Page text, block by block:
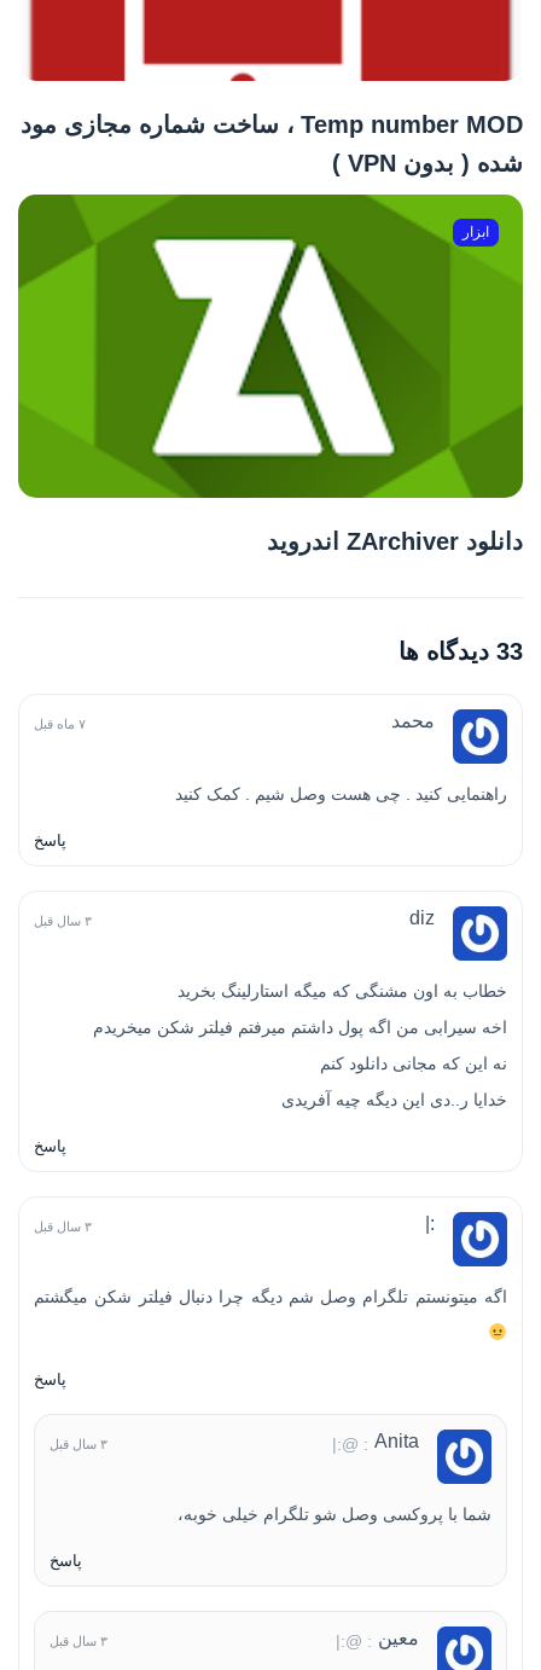
Temp number MOD ، ساخت شماره مجازی مود
شده ( بدون VPN )
ابزار
دانلود ZArchiver اندروید
33 دیدگاه ها
محمد ۷ ماه قبل
راهنمایی کنید ‌. چی هست وصل شیم . کمک کنید
پاسخ
diz ۳ سال قبل
خطاب به اون مشنگی که میگه استارلینگ بخرید
اخه سیرابی من اگه پول داشتم میرفتم فیلتر شکن میخریدم
نه این که مجانی دانلود کنم
خدایا ر..دی این دیگه چیه آفریدی
پاسخ
:| ۳ سال قبل
اگه میتونستم تلگرام وصل شم دیگه چرا دنبال فیلتر شکن میگشتم
پاسخ
Anita
: @:| ۳ سال قبل
شما با پروکسی وصل شو تلگرام خیلی خوبه،
پاسخ
معین : @:| ۳ سال قبل